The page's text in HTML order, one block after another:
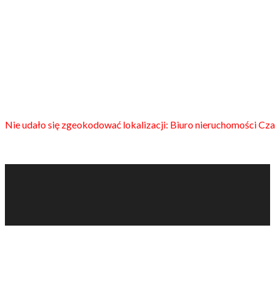
Nie udało się zgeokodować lokalizacji: Biuro nieruchomości